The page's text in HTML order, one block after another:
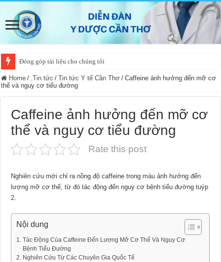
Đóng góp tài liệu cho chúng tôi
Home / .Tin tức / Tin tức Y tế Cần Thơ / Caffeine ảnh hưởng đến mỡ cơ
thể và nguy cơ tiểu đường
Caffeine ảnh hưởng đến mỡ cơ
thể và nguy cơ tiểu đường
Rate this post
Nghiên cứu mới chỉ ra nồng độ caffeine trong máu ảnh hưởng đến
lượng mỡ cơ thể, từ đó tác động đến nguy cơ bệnh tiểu đường tuýp
2.
Nội dung
Tác Động Của Caffeine Đến Lượng Mỡ Cơ Thể Và Nguy Cơ
Bệnh Tiểu Đường
Nghiên Cứu Từ Các Chuyên Gia Quốc Tế